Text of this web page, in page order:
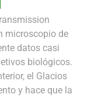
microscopio de
datos casi
biológicos.
el Glacios
y hace que la